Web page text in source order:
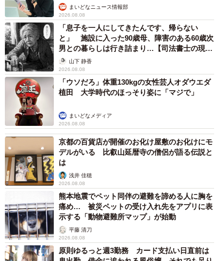
まいどなニュース情報部
2026.08.08
「息子を一人にしてきたんです、帰らない
と」 施設に入った90歳母、障害のある60歳次
男との暮らしは行き詰まり…【司法書士の現場
から】山下 静香
2026.08.08
「ウソだろ」体重130kgの女性芸人オダウエダ
植田 大学時代のほっそり姿に「マジで」
まいどなメディア
2026.08.08
京都の百貨店が開催のお化け屋敷のお化けにモ
デルがいる 比叡山延暦寺の僧侶が語る伝説と
は
浅井 佳穂
2026.08.08
熊本地震でペット同伴の避難を諦める人に胸を
痛め… 被災ペットの受け入れ先をアプリに表
示する「動物避難所マップ」が始動
平藤 清刀
2026.08.08
原則ゆるっと週3勤務 カード支払い日直前は